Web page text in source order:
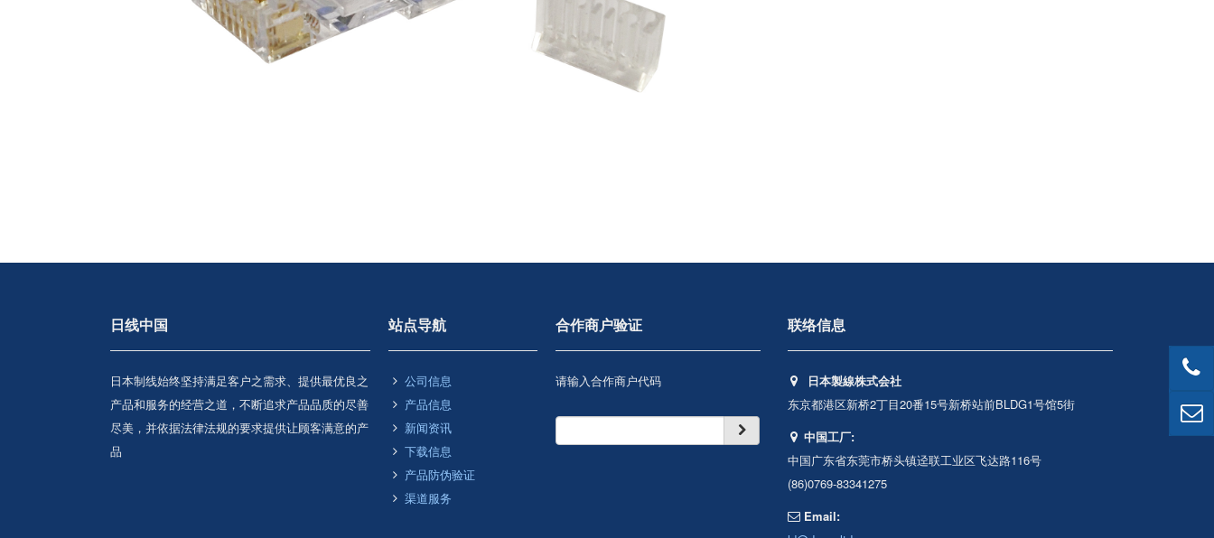
日线中国
日本制线始终坚持满足客户之需求、提供最优良之
产品和服务的经营之道，不断追求产品品质的尽善
尽美，并依据法律法规的要求提供让顾客满意的产
品
站点导航
公司信息
产品信息
新闻资讯
下载信息
产品防伪验证
渠道服务
合作商户验证
请输入合作商户代码
联络信息
日本製線株式会社
东京都港区新桥2丁目20番15号新桥站前BLDG1号馆5街
中国工厂:
中国广东省东莞市桥头镇迳联工业区飞达路116号
(86)0769-83341275
Email: